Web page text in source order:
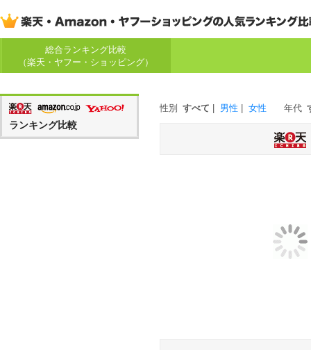
総合ランキング比較
（楽天・ヤフー・ショッピング）
ランキング比較
性別 すべて 男性 女性 年代